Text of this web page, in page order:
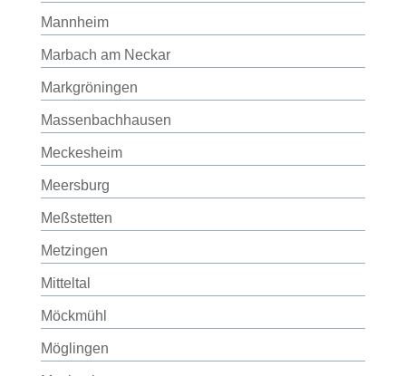
Mannheim
Marbach am Neckar
Markgröningen
Massenbachhausen
Meckesheim
Meersburg
Meßstetten
Metzingen
Mitteltal
Möckmühl
Möglingen